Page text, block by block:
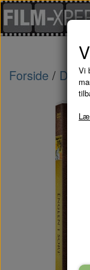
Forside
Vi